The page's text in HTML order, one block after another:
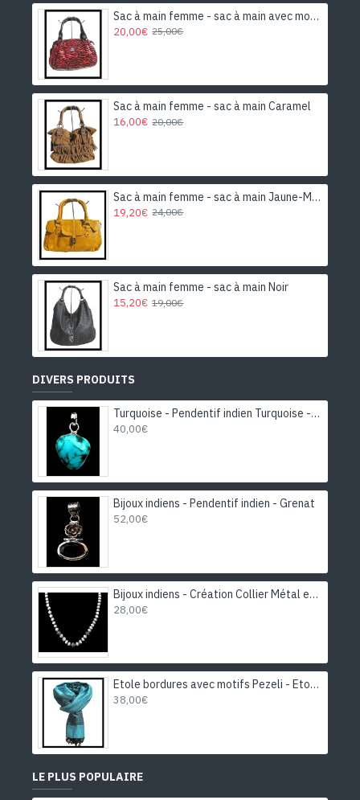
adopter rapidement!
Sac à main femme - sac à main avec motifs
20,00€ 25,00€
Sac à main femme - sac à main Caramel
16,00€ 20,00€
Sac à main femme - sac à main Jaune-Moutarde
19,20€ 24,00€
Sac à main femme - sac à main Noir
15,20€ 19,00€
DIVERS PRODUITS
Turquoise - Pendentif indien Turquoise - Bijoux Inde
40,00€
Bijoux indiens - Pendentif indien - Grenat
52,00€
Bijoux indiens - Création Collier Métal et Pierre de Lune
28,00€
Etole bordures avec motifs Pezeli - Etole indienne
38,00€
LE PLUS POPULAIRE